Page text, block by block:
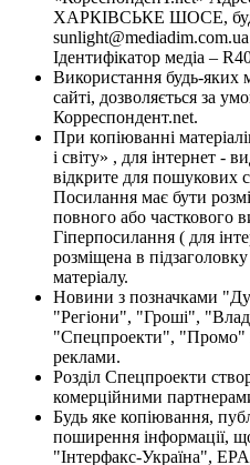
ХАРКІВСЬКЕ ШОСЕ,
sunlight@mediadim.com.ua
Ідентифікатор медіа –
Використання будь-яких
сайті, дозволяється за
Корреспондент.net.
При копіюванні
і світу» , для інтернет -
відкрите для пошукових
Посилання має бути
повного або часткового
Гіперпосилання ( для
розміщена в
матеріалу.
Новини з позначками
"Регіони", "Гроші",
"Спецпроекти", "Промо"
реклами.
Розділ Спецпроекти
комерційними
Будь яке копіювання,
поширення інформації,
"Інтерфакс-Україна",